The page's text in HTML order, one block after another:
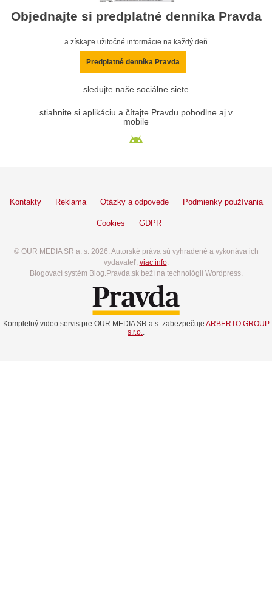
Objednajte si predplatné denníka Pravda
a získajte užitočné informácie na každý deň
Predplatné denníka Pravda
sledujte naše sociálne siete
stiahnite si aplikáciu a čítajte Pravdu pohodlne aj v
mobile
Kontakty Reklama Otázky a odpovede Podmienky používania
Cookies GDPR
© OUR MEDIA SR a. s. 2026. Autorské práva sú vyhradené a vykonáva ich
vydavateľ, viac info.
Blogovací systém Blog.Pravda.sk beží na technológií Wordpress.
Kompletný video servis pre OUR MEDIA SR a.s. zabezpečuje ARBERTO GROUP
s.r.o..